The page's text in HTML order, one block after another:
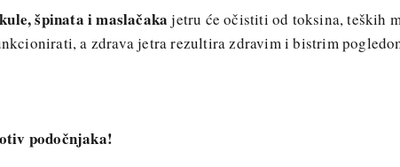
špinata i maslačaka jetru će očistiti od toksina, teških
a zdrava jetra rezultira zdravim i bistrim
podočnjaka!